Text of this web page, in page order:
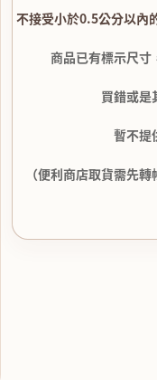
不接受小於0.5公分以內
商品已有標示尺寸
買錯或是
暫不提
（便利商店取貨需先